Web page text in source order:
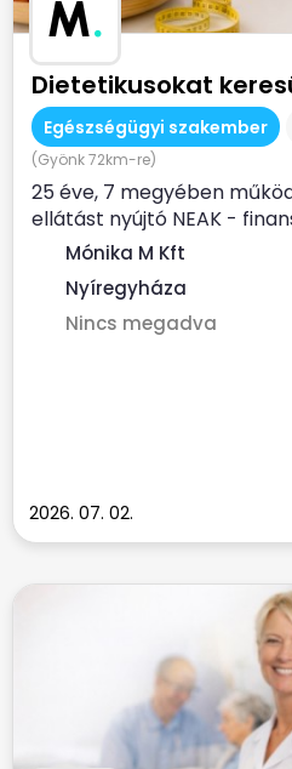
M.
Dietetikusokat
Egészségügyi szakember
(Gyönk 72km-re)
25 éve, 7 megyében
ellátást nyújtó NEAK -
szolgálat...
Mónika M Kft
Nyíregyháza
Nincs megadva
2026. 07. 02.